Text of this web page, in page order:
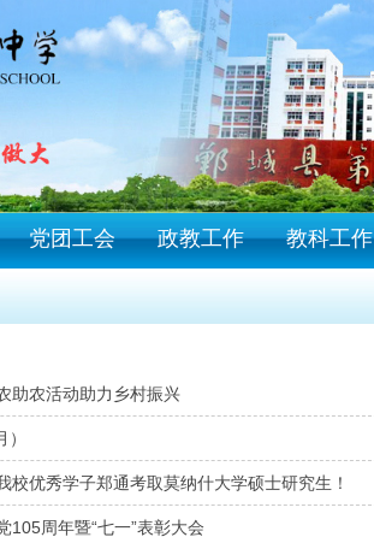
党团工会 政教工作 教科工作
助农活动助力乡村振兴
校优秀学子郑通考取莫纳什大学硕士研究生！
105周年暨“七一”表彰大会